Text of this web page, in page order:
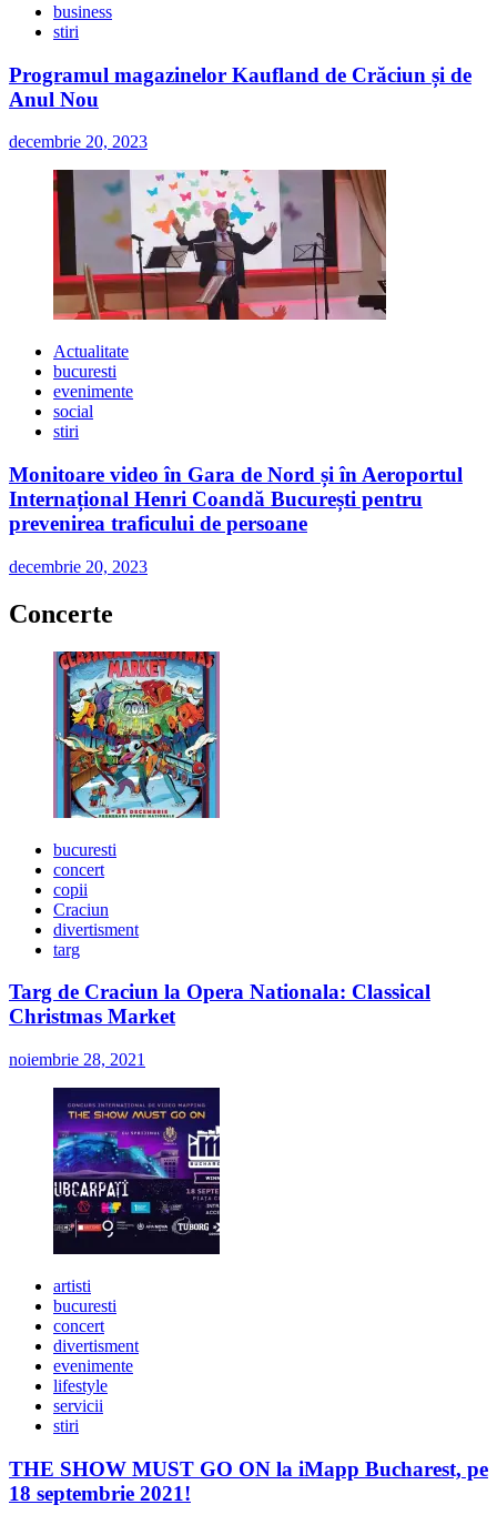
business
stiri
Programul magazinelor Kaufland de Crăciun și de
Anul Nou
decembrie 20, 2023
Actualitate
bucuresti
evenimente
social
stiri
Monitoare video în Gara de Nord și în Aeroportul
Internațional Henri Coandă București pentru
prevenirea traficului de persoane
decembrie 20, 2023
Concerte
bucuresti
concert
copii
Craciun
divertisment
targ
Targ de Craciun la Opera Nationala: Classical
Christmas Market
noiembrie 28, 2021
artisti
bucuresti
concert
divertisment
evenimente
lifestyle
servicii
stiri
THE SHOW MUST GO ON la iMapp Bucharest, pe
18 septembrie 2021!